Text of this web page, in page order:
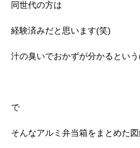
同世代の方は
経験済みだと思います(笑)
汁の臭いでおかずが分かるとい
で
そんなアルミ弁当箱をまとめた